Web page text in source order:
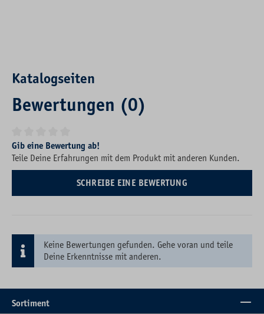
Katalogseiten
Bewertungen (0)
Durchschnittliche Bewertung von 0 von 5 Sternen
Gib eine Bewertung ab!
Teile Deine Erfahrungen mit dem Produkt mit anderen Kunden.
SCHREIBE EINE BEWERTUNG
Keine Bewertungen gefunden. Gehe voran und teile
Deine Erkenntnisse mit anderen.
Sortiment